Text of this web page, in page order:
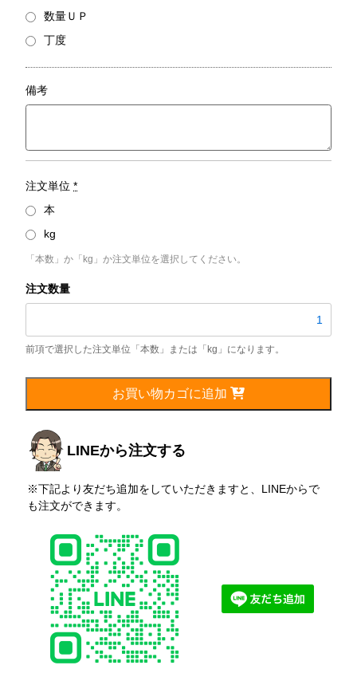
数量ＵＰ
丁度
備考
注文単位 *
本
kg
「本数」か「kg」か注文単位を選択してください。
S35C
丸
（磨
き）
お買い物カゴに追加
LINEから注文する
※下記より友だち追加をしていただきますと、LINEからで
も注文ができます。